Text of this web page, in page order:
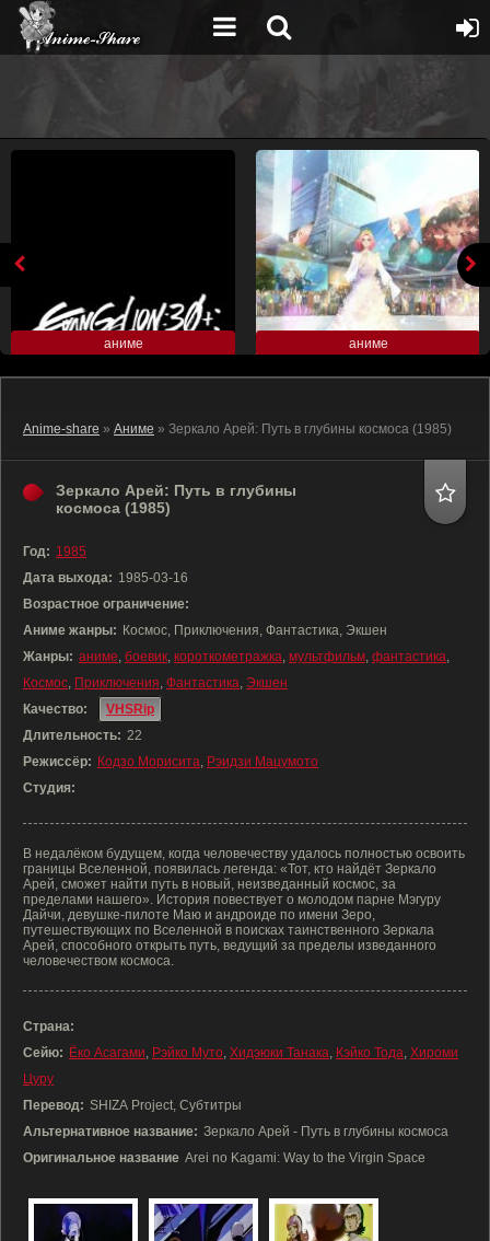
аниме аниме
Anime-share » Аниме » Зеркало Арей: Путь в глубины космоса (1985)
Зеркало Арей: Путь в глубины
космоса (1985)
Год: 1985
Дата выхода: 1985-03-16
Возрастное ограничение:
Аниме жанры: Космос, Приключения, Фантастика, Экшен
Жанры: аниме, боевик, короткометражка, мультфильм, фантастика,
Космос, Приключения, Фантастика, Экшен
Качество:
VHSRip
Длительность: 22
Режиссёр: Кодзо Морисита, Рэидзи Мацумото
Студия:
В недалёком будущем, когда человечеству удалось полностью освоить
границы Вселенной, появилась легенда: «Тот, кто найдёт Зеркало
Арей, сможет найти путь в новый, неизведанный космос, за
пределами нашего». История повествует о молодом парне Мэгуру
Дайчи, девушке-пилоте Маю и андроиде по имени Зеро,
путешествующих по Вселенной в поисках таинственного Зеркала
Арей, способного открыть путь, ведущий за пределы изведанного
человечеством космоса.
Страна:
Сейю: Ёко Асагами, Рэйко Муто, Хидэюки Танака, Кэйко Тода, Хироми
Цуру
Перевод: SHIZA Project, Субтитры
Альтернативное название: Зеркало Арей - Путь в глубины космоса
Оригинальное название Arei no Kagami: Way to the Virgin Space